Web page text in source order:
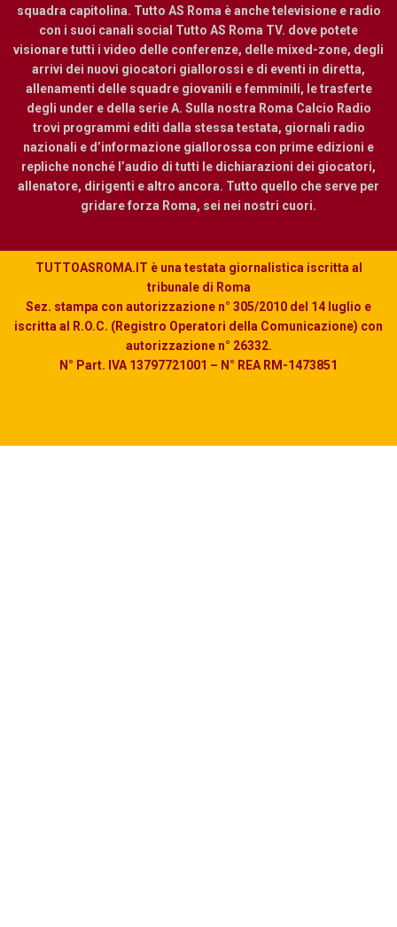
squadra capitolina. Tutto AS Roma è anche televisione e radio
con i suoi canali social Tutto AS Roma TV. dove potete
visionare tutti i video delle conferenze, delle mixed-zone, degli
arrivi dei nuovi giocatori giallorossi e di eventi in diretta,
allenamenti delle squadre giovanili e femminili, le trasferte
degli under e della serie A. Sulla nostra Roma Calcio Radio
trovi programmi editi dalla stessa testata, giornali radio
nazionali e d’informazione giallorossa con prime edizioni e
repliche nonché l’audio di tutti le dichiarazioni dei giocatori,
allenatore, dirigenti e altro ancora. Tutto quello che serve per
gridare forza Roma, sei nei nostri cuori.
TUTTOASROMA.IT è una testata giornalistica iscritta al
tribunale di Roma
Sez. stampa con autorizzazione n° 305/2010 del 14 luglio e
iscritta al R.O.C. (Registro Operatori della Comunicazione) con
autorizzazione n° 26332.
N° Part. IVA 13797721001 – N° REA RM-1473851